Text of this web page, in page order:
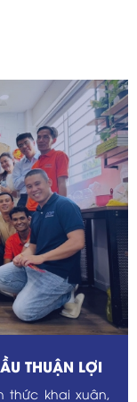
THUẬN LỢI
thức khai xuân,